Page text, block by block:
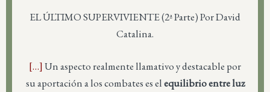
EL ÚLTIMO SUPERVIVIENTE (2ª Parte) Por David
Catalina.
[…]Un aspecto realmente llamativo y destacable por
su aportación a los combates es elequilibrio entre luz